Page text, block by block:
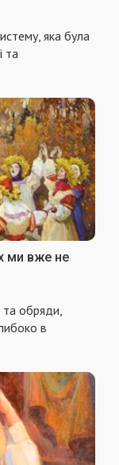
яка була
та
ми вже не
та обряди,
в